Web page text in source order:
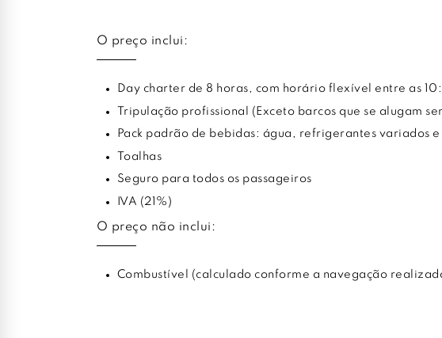
O preço inclui:
Day charter de 8 horas, com horário flexível entre as
Tripulação profissional (Exceto barcos que se alugam
Pack padrão de bebidas: água, refrigerantes variados
Toalhas
Seguro para todos os passageiros
IVA (21%)
O preço não inclui:
Combustível (calculado conforme a navegação